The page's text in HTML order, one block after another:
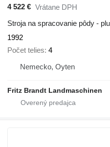
4 522 € Vrátane DPH
Stroja na spracovanie pôdy -
1992
Počet telies 4
Nemecko, Oyten
Fritz Brandt Landmaschinen